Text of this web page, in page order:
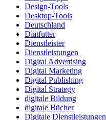
Design-Tools
Desktop-Tools
Deutschland
Diätfutter
Dienstleister
Dienstleistungen
Digital Advertising
Digital Marketing
Digital Publishing
Digital Strategy
digitale Bildung
digitale Bücher
Digitale Dienstleistungen